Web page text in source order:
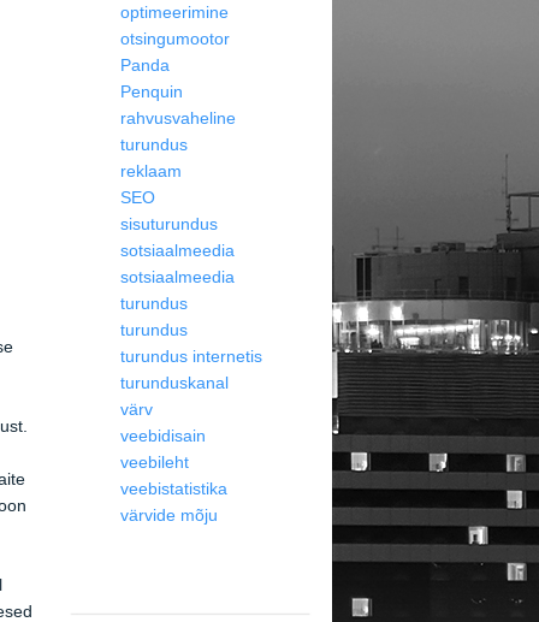
optimeerimine
otsingumootor
Panda
Penquin
rahvusvaheline
turundus
reklaam
SEO
sisuturundus
sotsiaalmeedia
sotsiaalmeedia
turundus
turundus
turundus internetis
turunduskanal
värv
veebidisain
veebileht
veebistatistika
värvide mõju